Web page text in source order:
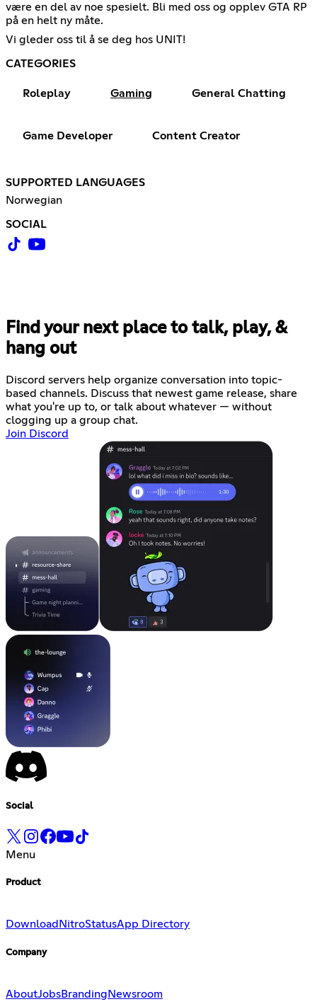
være en del av noe spesielt. Bli med oss og opplev GTA RP
på en helt ny måte.
Vi gleder oss til å se deg hos UNIT!
CATEGORIES
Roleplay Gaming General Chatting
Game Developer Content Creator
SUPPORTED LANGUAGES
Norwegian
SOCIAL
Find your next place to talk, play, &
hang out
Discord servers help organize conversation into topic-
based channels. Discuss that newest game release, share
what you're up to, or talk about whatever — without
clogging up a group chat.
Join Discord
Social
Menu
Product
Download NitroStatusApp Directory
Company
AboutJobsBranding Newsroom